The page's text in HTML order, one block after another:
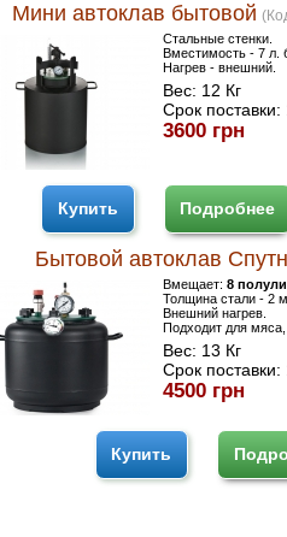
Мини автоклав бытовой
Стальные стенки.
Вместимость - 7 л.
Нагрев - внешний.
Вес: 12 Кг
Срок поставки:
3600 грн
Купить Подробнее
Бытовой автоклав
Вмещает:8
Толщина стали - 2
Внешний нагрев.
Подходит для
Вес: 13 Кг
Срок поставки:
4500 грн
Купить